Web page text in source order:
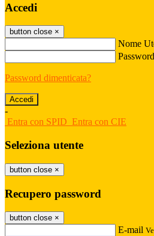
Accedi
button close ×
Nome
Password
Password dimenticata?
-
Entra con SPID Entra con CIE
Seleziona utente
button close ×
Recupero password
button close ×
E-mail